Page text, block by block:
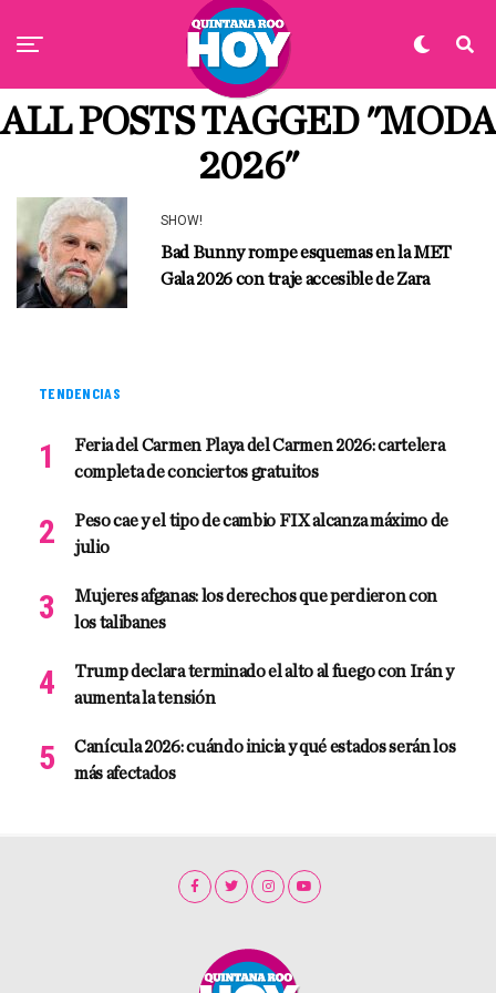
ALL POSTS TAGGED "MODA
2026"
SHOW!
Bad Bunny rompe esquemas en la MET
Gala 2026 con traje accesible de Zara
TENDENCIAS
Feria del Carmen Playa del Carmen 2026: cartelera
completa de conciertos gratuitos
Peso cae y el tipo de cambio FIX alcanza máximo de
julio
Mujeres afganas: los derechos que perdieron con
los talibanes
Trump declara terminado el alto al fuego con Irán y
aumenta la tensión
Canícula 2026: cuándo inicia y qué estados serán los
más afectados